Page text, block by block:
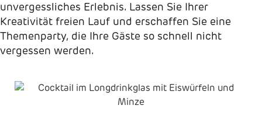
unvergessliches Erlebnis. Lassen Sie Ihrer
Kreativität freien Lauf und erschaffen Sie eine
Themenparty, die Ihre Gäste so schnell nicht
vergessen werden.